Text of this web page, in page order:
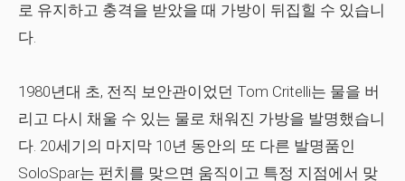
로 유지하고 충격을 받았을 때 가방이 뒤집힐 수 있습니
다.
1980년대 초, 전직 보안관이었던 Tom Critelli는 물을 버
리고 다시 채울 수 있는 물로 채워진 가방을 발명했습니
다. 20세기의 마지막 10년 동안의 또 다른 발명품인
SoloSpar는 펀치를 맞으면 움직이고 특정 지점에서 맞